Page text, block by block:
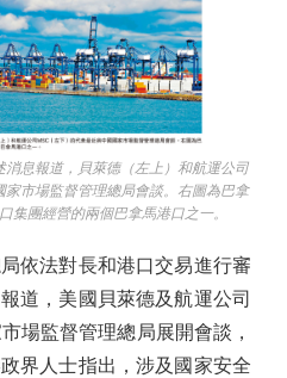
息報道，貝萊德（左上）和航運公司
家市場監督管理總局會談。右圖為巴拿
集團經營的兩個巴拿馬港口之一。
法對長和港口交易進行審
道，美國貝萊德及航運公司
場監督管理總局展開會談，
界人士指出，涉及國家安全